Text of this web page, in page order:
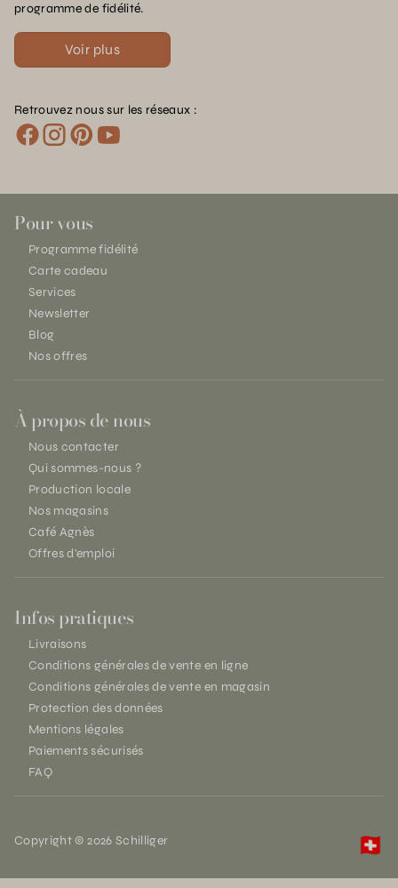
programme de fidélité.
Voir plus
Retrouvez nous sur les réseaux :
Pour vous
Programme fidélité
Carte cadeau
Services
Newsletter
Blog
Nos offres
À propos de nous
Nous contacter
Qui sommes-nous ?
Production locale
Nos magasins
Café Agnès
Offres d'emploi
Infos pratiques
Livraisons
Conditions générales de vente en ligne
Conditions générales de vente en magasin
Protection des données
Mentions légales
Paiements sécurisés
FAQ
Copyright © 2026 Schilliger 🇨🇭